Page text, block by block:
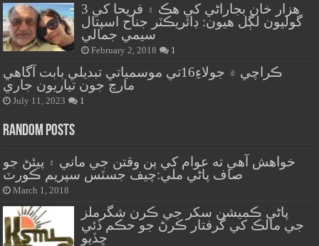
هزار خان بجاراڻي کي هڪ ۽ فريحا کي 3
گوليون لڳل هيون: ڊائريڪٽر جناح اسپتال
سيمي جمالي
February 2, 2018 1
ڪراچي ۾ جولاءِ16تي موسمياتي تبديلي بابت آگاهي
مارچ جون تياريون جاري
July 11, 2023 1
Random Posts
خواهش آهي ته عوام کي ٻن وقتن جي ماني ۽ پيئڻ جو
صاف پاڻي ملي:چيف جسٽس سپريم ڪورٽ
March 1, 2018
پاڻي ڪميشن سکر جي ڪرن شگرملز
جي مالڪ کي گرفتار ڪرڻ جو حڪم ڏئي
ڇڏيو